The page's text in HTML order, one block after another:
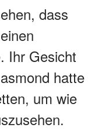
dass
Ihr Gesicht
hatte
um wie